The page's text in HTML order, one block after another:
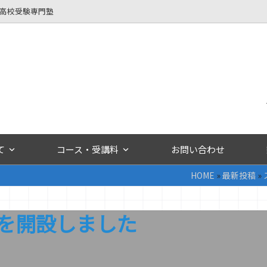
校受験専門塾
コース・受講料 お問い合わせ
HOME »最新投稿»
開設しました